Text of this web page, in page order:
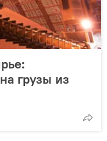
грузы из